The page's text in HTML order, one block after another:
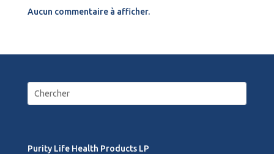
Aucun commentaire à afficher.
Purity Life Health Products LP